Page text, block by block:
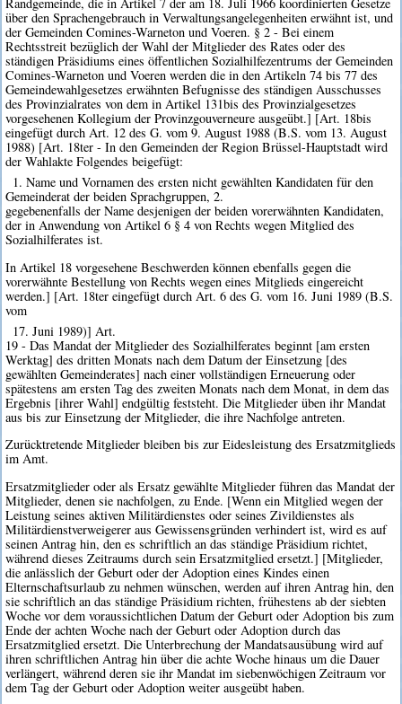
über den Sprachengebrauch in Verwaltungsangelegenheiten erwähnt ist, und
der Gemeinden Comines-Warneton und Voeren. § 2 - Bei einem
Rechtsstreit bezüglich der Wahl der Mitglieder des Rates oder des
ständigen Präsidiums eines öffentlichen Sozialhilfezentrums der Gemeinden
Comines-Warneton und Voeren werden die in den Artikeln 74 bis 77 des
Gemeindewahlgesetzes erwähnten Befugnisse des ständigen Ausschusses
des Provinzialrates von dem in Artikel 131bis des Provinzialgesetzes
vorgesehenen Kollegium der Provinzgouverneure ausgeübt.] [Art. 18bis
eingefügt durch Art. 12 des G. vom 9. August 1988 (B.S. vom 13. August
1988) [Art. 18ter - In den Gemeinden der Region Brüssel-Hauptstadt wird
der Wahlakte Folgendes beigefügt:
1. Name und Vornamen des ersten nicht gewählten Kandidaten für den
Gemeinderat der beiden Sprachgruppen, 2.
gegebenenfalls der Name desjenigen der beiden vorerwähnten Kandidaten,
der in Anwendung von Artikel 6 § 4 von Rechts wegen Mitglied des
Sozialhilferates ist.
In Artikel 18 vorgesehene Beschwerden können ebenfalls gegen die
vorerwähnte Bestellung von Rechts wegen eines Mitglieds eingereicht
werden.] [Art. 18ter eingefügt durch Art. 6 des G. vom 16. Juni 1989 (B.S.
vom
17. Juni 1989)] Art.
19 - Das Mandat der Mitglieder des Sozialhilferates beginnt [am ersten
Werktag] des dritten Monats nach dem Datum der Einsetzung [des
gewählten Gemeinderates] nach einer vollständigen Erneuerung oder
spätestens am ersten Tag des zweiten Monats nach dem Monat, in dem das
Ergebnis [ihrer Wahl] endgültig feststeht. Die Mitglieder üben ihr Mandat
aus bis zur Einsetzung der Mitglieder, die ihre Nachfolge antreten.
Zurücktretende Mitglieder bleiben bis zur Eidesleistung des Ersatzmitglieds
im Amt.
Ersatzmitglieder oder als Ersatz gewählte Mitglieder führen das Mandat der
Mitglieder, denen sie nachfolgen, zu Ende. [Wenn ein Mitglied wegen der
Leistung seines aktiven Militärdienstes oder seines Zivildienstes als
Militärdienstverweigerer aus Gewissensgründen verhindert ist, wird es auf
seinen Antrag hin, den es schriftlich an das ständige Präsidium richtet,
während dieses Zeitraums durch sein Ersatzmitglied ersetzt.] [Mitglieder,
die anlässlich der Geburt oder der Adoption eines Kindes einen
Elternschaftsurlaub zu nehmen wünschen, werden auf ihren Antrag hin, den
sie schriftlich an das ständige Präsidium richten, frühestens ab der siebten
Woche vor dem voraussichtlichen Datum der Geburt oder Adoption bis zum
Ende der achten Woche nach der Geburt oder Adoption durch das
Ersatzmitglied ersetzt. Die Unterbrechung der Mandatsausübung wird auf
ihren schriftlichen Antrag hin über die achte Woche hinaus um die Dauer
verlängert, während deren sie ihr Mandat im siebenwöchigen Zeitraum vor
dem Tag der Geburt oder Adoption weiter ausgeübt haben.